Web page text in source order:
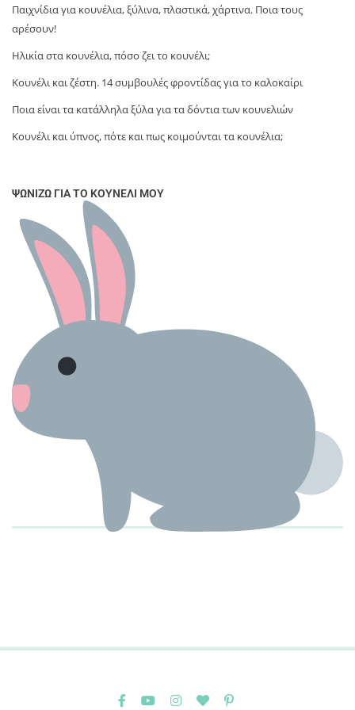
Παιχνίδια για κουνέλια, ξύλινα, πλαστικά, χάρτινα. Ποια τους
αρέσουν!
Ηλικία στα κουνέλια, πόσο ζει το κουνέλι;
Κουνέλι και ζέστη. 14 συμβουλές φροντίδας για το καλοκαίρι
Ποια είναι τα κατάλληλα ξύλα για τα δόντια των κουνελιών
Κουνέλι και ύπνος, πότε και πως κοιμούνται τα κουνέλια;
ΨΩΝΊΖΩ ΓΙΑ ΤΟ ΚΟΥΝΈΛΙ ΜΟΥ